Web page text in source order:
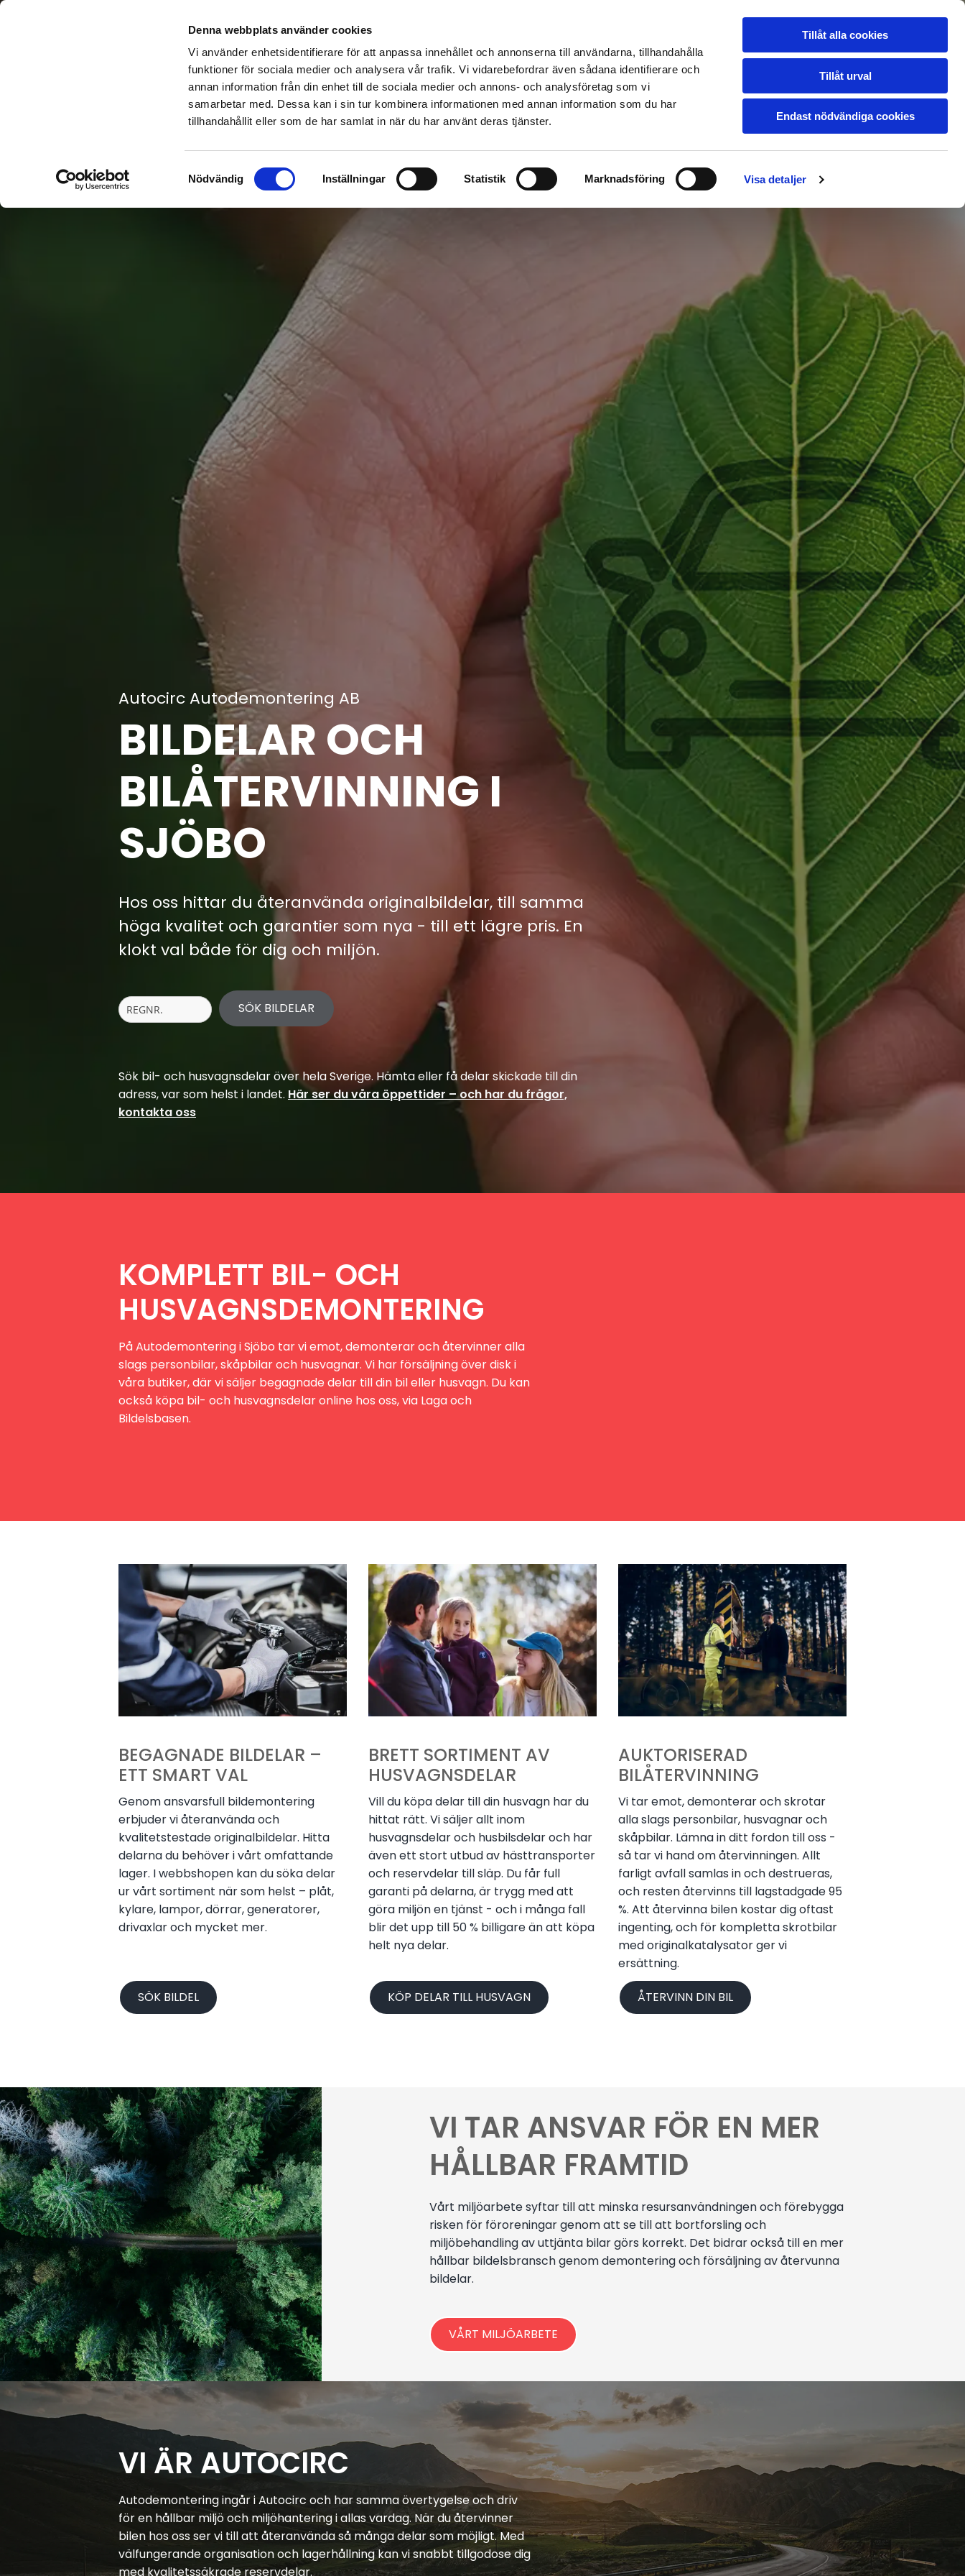
Denna webbplats använder cookies
Vi använder enhetsidentifierare för att anpassa innehållet och annonserna till användarna, tillhandahålla
funktioner för sociala medier och analysera vår trafik. Vi vidarebefordrar även sådana identifierare och
annan information från din enhet till de sociala medier och annons- och analysföretag som vi
samarbetar med. Dessa kan i sin tur kombinera informationen med annan information som du har
tillhandahållit eller som de har samlat in när du har använt deras tjänster.
Nödvändig Inställningar Statistik Marknadsföring Visa detaljer
Tillåt alla cookies
Tillåt urval
Endast nödvändiga cookies
Garanti & Köpvillkor
Leverans
Kontakt
Autocirc Autodemontering AB
BILDELAR OCH
BILÅTERVINNING I
SJÖBO
Hos oss hittar du återanvända originalbildelar, till samma
höga kvalitet och garantier som nya - till ett lägre pris. En
klokt val både för dig och miljön.
SÖK BILDELAR
Sök bil- och husvagnsdelar över hela Sverige. Hämta eller få delar skickade till din
adress, var som helst i landet. Här ser du våra öppettider – och har du frågor,
kontakta oss
KOMPLETT BIL- OCH
HUSVAGNSDEMONTERING
På Autodemontering i Sjöbo tar vi emot, demonterar och återvinner alla
slags personbilar, skåpbilar och husvagnar. Vi har försäljning över disk i
våra butiker, där vi säljer begagnade delar till din bil eller husvagn. Du kan
också köpa bil- och husvagnsdelar online hos oss, via Laga och
Bildelsbasen.
BEGAGNADE BILDELAR –
ETT SMART VAL
Genom ansvarsfull bildemontering
erbjuder vi återanvända och
kvalitetstestade originalbildelar. Hitta
delarna du behöver i vårt omfattande
lager. I webbshopen kan du söka delar
ur vårt sortiment när som helst – plåt,
kylare, lampor, dörrar, generatorer,
drivaxlar och mycket mer.
SÖK BILDEL
BRETT SORTIMENT AV
HUSVAGNSDELAR
Vill du köpa delar till din husvagn har du
hittat rätt. Vi säljer allt inom
husvagnsdelar och husbilsdelar och har
även ett stort utbud av hästtransporter
och reservdelar till släp. Du får full
garanti på delarna, är trygg med att
göra miljön en tjänst - och i många fall
blir det upp till 50 % billigare än att köpa
helt nya delar.
KÖP DELAR TILL HUSVAGN
AUKTORISERAD
BILÅTERVINNING
Vi tar emot, demonterar och skrotar
alla slags personbilar, husvagnar och
skåpbilar. Lämna in ditt fordon till oss -
så tar vi hand om återvinningen. Allt
farligt avfall samlas in och destrueras,
och resten återvinns till lagstadgade 95
%. Att återvinna bilen kostar dig oftast
ingenting, och för kompletta skrotbilar
med originalkatalysator ger vi
ersättning.
ÅTERVINN DIN BIL
VI TAR ANSVAR FÖR EN MER
HÅLLBAR FRAMTID
Vårt miljöarbete syftar till att minska resursanvändningen och förebygga
risken för föroreningar genom att se till att bortforsling och
miljöbehandling av uttjänta bilar görs korrekt. Det bidrar också till en mer
hållbar bildelsbransch genom demontering och försäljning av återvunna
bildelar.
VÅRT MILJÖARBETE
VI ÄR AUTOCIRC
Autodemontering ingår i Autocirc och har samma övertygelse och driv
för en hållbar miljö och miljöhantering i allas vardag. När du återvinner
bilen hos oss ser vi till att återanvända så många delar som möjligt. Med
välfungerande organisation och lagerhållning kan vi snabbt tillgodose dig
med kvalitetssäkrade reservdelar.